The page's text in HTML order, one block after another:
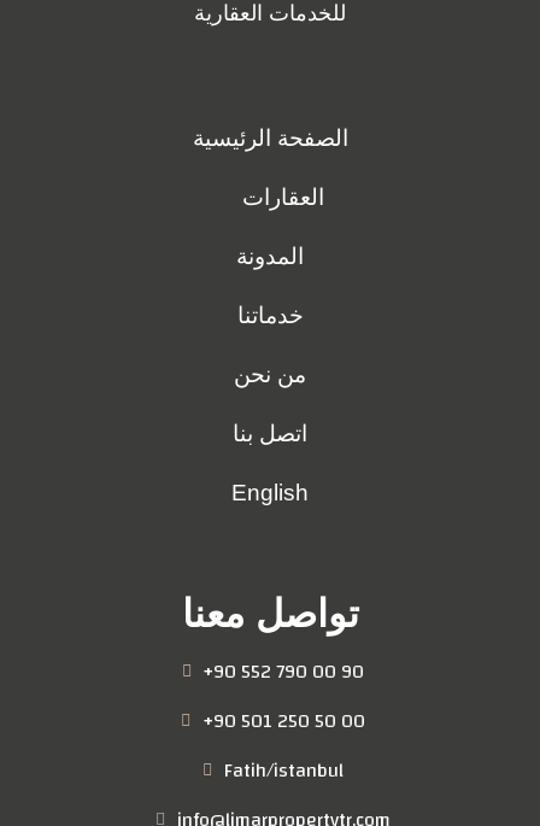
الصفحة الرئيسية
العقارات
المدونة
خدماتنا
من نحن
اتصل بنا
English
للخدمات العقارية
تواصل معنا
+90 552 790 00 90
+90 501 250 50 00
Fatih/istanbul